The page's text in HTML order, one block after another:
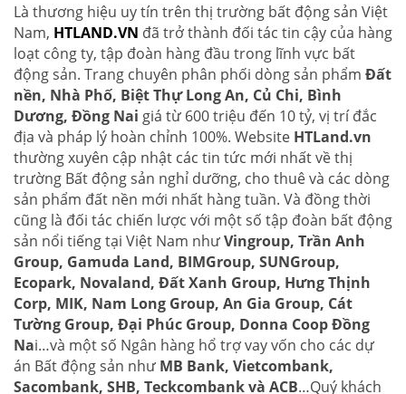
Là thương hiệu uy tín trên thị trường bất động sản Việt
Nam, HTLAND.VN đã trở thành đối tác tin cậy của hàng
loạt công ty, tập đoàn hàng đầu trong lĩnh vực bất
động sản. Trang chuyên phân phối dòng sản phẩm Đất
nền, Nhà Phố, Biệt Thự Long An, Củ Chi, Bình
Dương, Đồng Nai giá từ 600 triệu đến 10 tỷ, vị trí đắc
địa và pháp lý hoàn chỉnh 100%. Website HTLand.vn
thường xuyên cập nhật các tin tức mới nhất về thị
trường Bất động sản nghỉ dưỡng, cho thuê và các dòng
sản phẩm đất nền mới nhất hàng tuần. Và đồng thời
cũng là đối tác chiến lược với một số tập đoàn bất động
sản nổi tiếng tại Việt Nam nhưVingroup, Trần Anh
Group, Gamuda Land, BIMGroup, SUNGroup,
Ecopark, Novaland, Đất Xanh Group, Hưng Thịnh
Corp, MIK, Nam Long Group, An Gia Group, Cát
Tường Group, Đại Phúc Group, Donna Coop Đồng
Nai…và một số Ngân hàng hổ trợ vay vốn cho các dự
án Bất động sản như MB Bank, Vietcombank,
Sacombank, SHB, Teckcombank và ACB…Quý khách